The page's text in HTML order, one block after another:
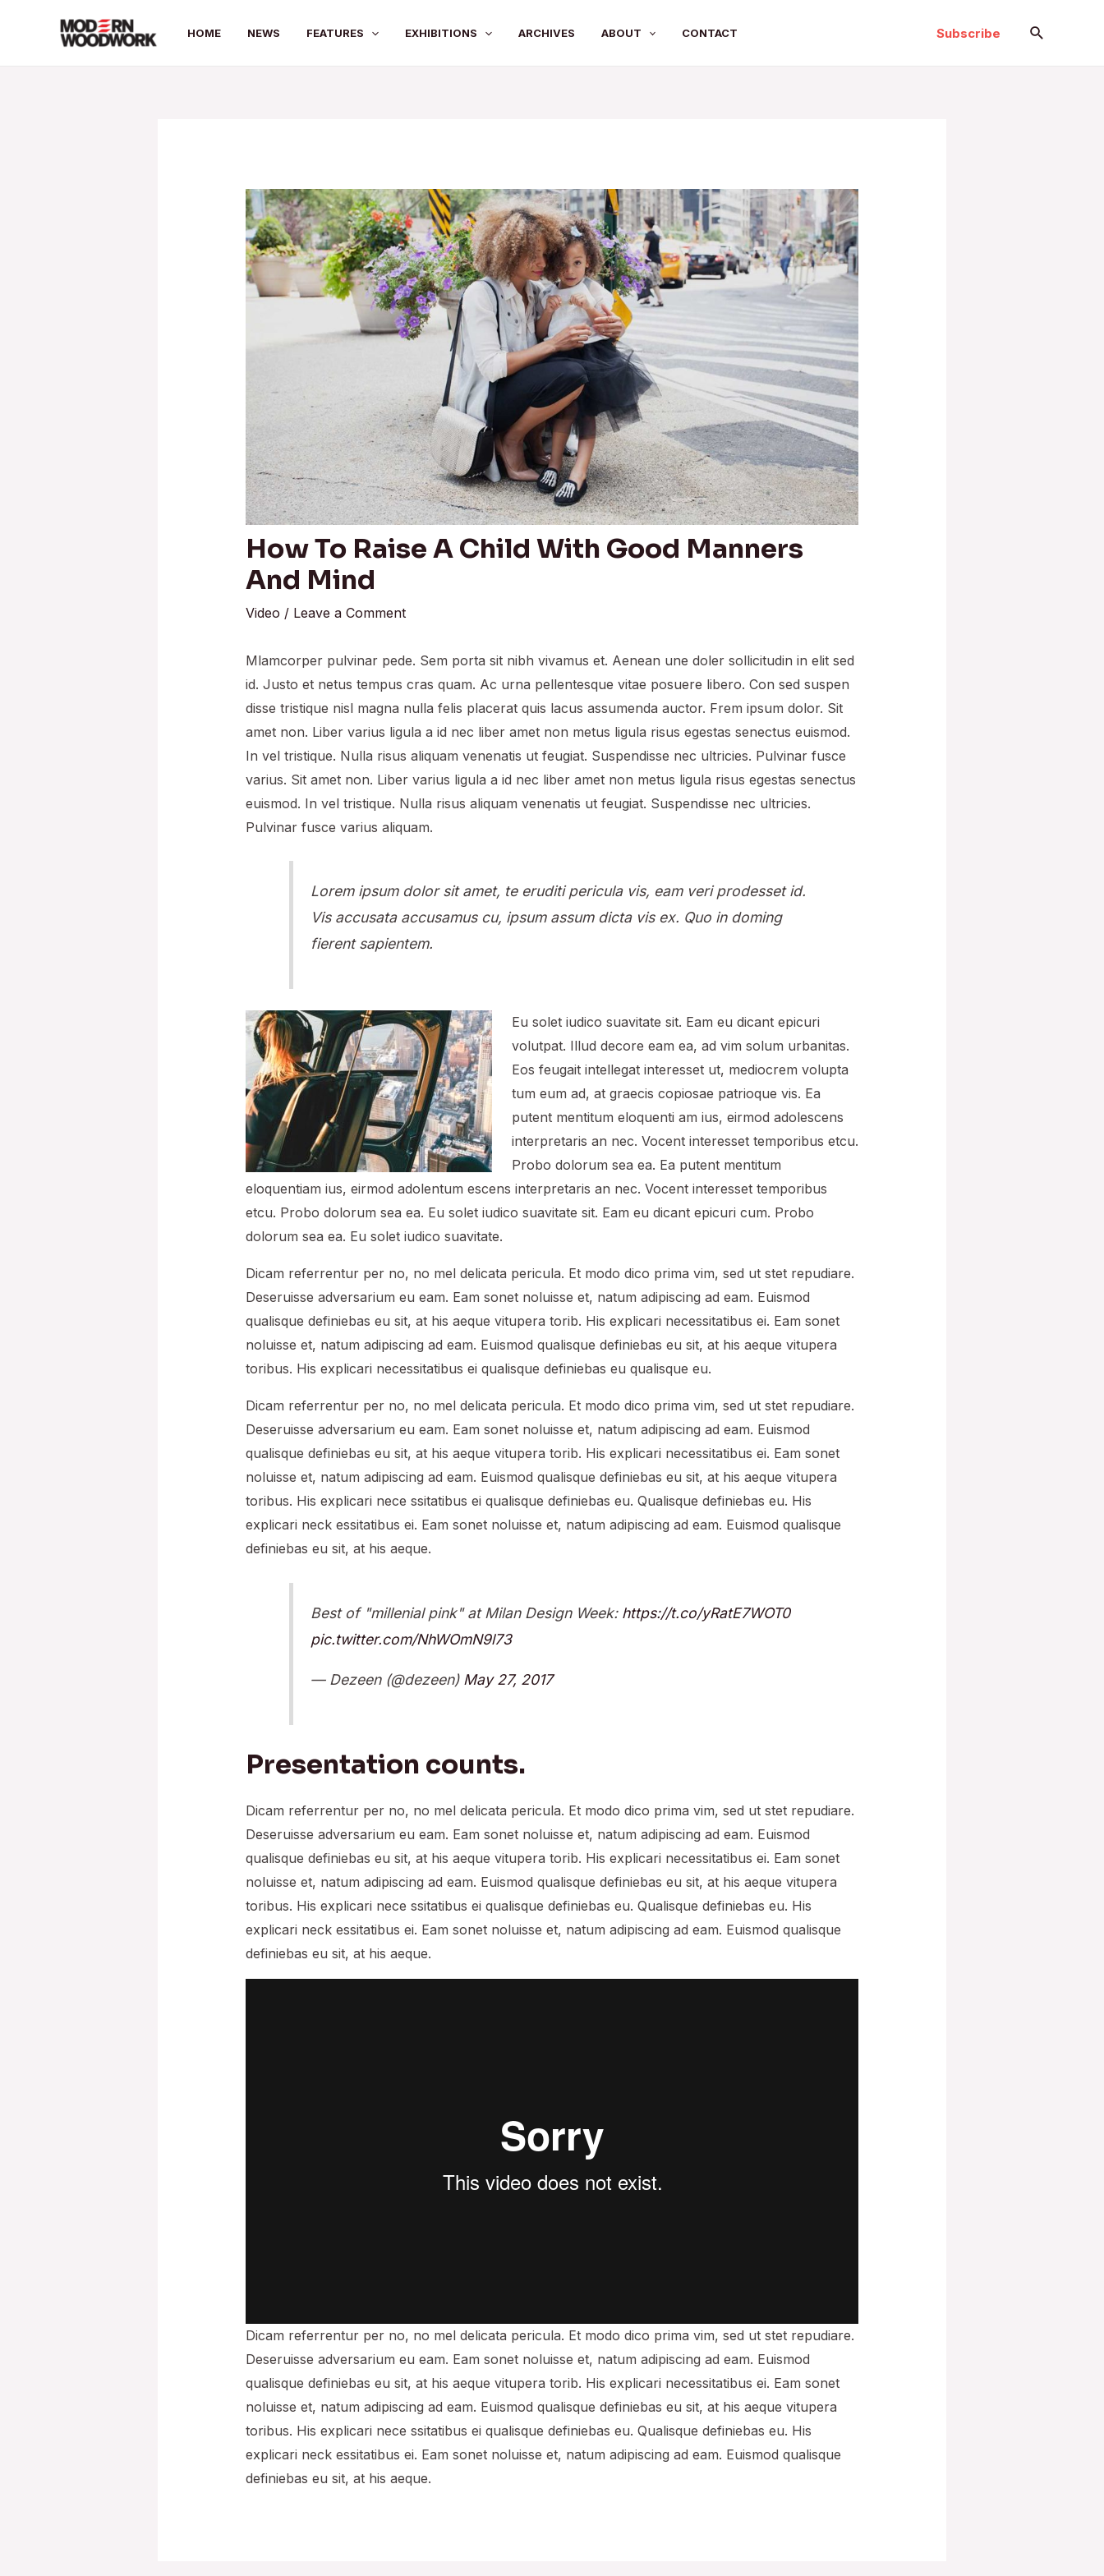
HOME NEWS FEATURES EXHIBITIONS ARCHIVES ABOUT CONTACT Subscribe Search
How To Raise A Child With Good Manners
And Mind
Video / Leave a Comment
Mlamcorper pulvinar pede. Sem porta sit nibh vivamus et. Aenean une doler sollicitudin in elit sed
id. Justo et netus tempus cras quam. Ac urna pellentesque vitae posuere libero. Con sed suspen
disse tristique nisl magna nulla felis placerat quis lacus assumenda auctor. Frem ipsum dolor. Sit
amet non. Liber varius ligula a id nec liber amet non metus ligula risus egestas senectus euismod.
In vel tristique. Nulla risus aliquam venenatis ut feugiat. Suspendisse nec ultricies. Pulvinar fusce
varius. Sit amet non. Liber varius ligula a id nec liber amet non metus ligula risus egestas senectus
euismod. In vel tristique. Nulla risus aliquam venenatis ut feugiat. Suspendisse nec ultricies.
Pulvinar fusce varius aliquam.
Lorem ipsum dolor sit amet, te eruditi pericula vis, eam veri prodesset id.
Vis accusata accusamus cu, ipsum assum dicta vis ex. Quo in doming
fierent sapientem.
Eu solet iudico suavitate sit. Eam eu dicant epicuri
volutpat. Illud decore eam ea, ad vim solum urbanitas.
Eos feugait intellegat interesset ut, mediocrem volupta
tum eum ad, at graecis copiosae patrioque vis. Ea
putent mentitum eloquenti am ius, eirmod adolescens
interpretaris an nec. Vocent interesset temporibus etcu.
Probo dolorum sea ea. Ea putent mentitum
eloquentiam ius, eirmod adolentum escens interpretaris an nec. Vocent interesset temporibus
etcu. Probo dolorum sea ea. Eu solet iudico suavitate sit. Eam eu dicant epicuri cum. Probo
dolorum sea ea. Eu solet iudico suavitate.
Dicam referrentur per no, no mel delicata pericula. Et modo dico prima vim, sed ut stet repudiare.
Deseruisse adversarium eu eam. Eam sonet noluisse et, natum adipiscing ad eam. Euismod
qualisque definiebas eu sit, at his aeque vitupera torib. His explicari necessitatibus ei. Eam sonet
noluisse et, natum adipiscing ad eam. Euismod qualisque definiebas eu sit, at his aeque vitupera
toribus. His explicari necessitatibus ei qualisque definiebas eu qualisque eu.
Dicam referrentur per no, no mel delicata pericula. Et modo dico prima vim, sed ut stet repudiare.
Deseruisse adversarium eu eam. Eam sonet noluisse et, natum adipiscing ad eam. Euismod
qualisque definiebas eu sit, at his aeque vitupera torib. His explicari necessitatibus ei. Eam sonet
noluisse et, natum adipiscing ad eam. Euismod qualisque definiebas eu sit, at his aeque vitupera
toribus. His explicari nece ssitatibus ei qualisque definiebas eu. Qualisque definiebas eu. His
explicari neck essitatibus ei. Eam sonet noluisse et, natum adipiscing ad eam. Euismod qualisque
definiebas eu sit, at his aeque.
Best of "millenial pink" at Milan Design Week: https://t.co/yRatE7WOT0
pic.twitter.com/NhWOmN9l73
— Dezeen (@dezeen) May 27, 2017
Presentation counts.
Dicam referrentur per no, no mel delicata pericula. Et modo dico prima vim, sed ut stet repudiare.
Deseruisse adversarium eu eam. Eam sonet noluisse et, natum adipiscing ad eam. Euismod
qualisque definiebas eu sit, at his aeque vitupera torib. His explicari necessitatibus ei. Eam sonet
noluisse et, natum adipiscing ad eam. Euismod qualisque definiebas eu sit, at his aeque vitupera
toribus. His explicari nece ssitatibus ei qualisque definiebas eu. Qualisque definiebas eu. His
explicari neck essitatibus ei. Eam sonet noluisse et, natum adipiscing ad eam. Euismod qualisque
definiebas eu sit, at his aeque.
Dicam referrentur per no, no mel delicata pericula. Et modo dico prima vim, sed ut stet repudiare.
Deseruisse adversarium eu eam. Eam sonet noluisse et, natum adipiscing ad eam. Euismod
qualisque definiebas eu sit, at his aeque vitupera torib. His explicari necessitatibus ei. Eam sonet
noluisse et, natum adipiscing ad eam. Euismod qualisque definiebas eu sit, at his aeque vitupera
toribus. His explicari nece ssitatibus ei qualisque definiebas eu. Qualisque definiebas eu. His
explicari neck essitatibus ei. Eam sonet noluisse et, natum adipiscing ad eam. Euismod qualisque
definiebas eu sit, at his aeque.